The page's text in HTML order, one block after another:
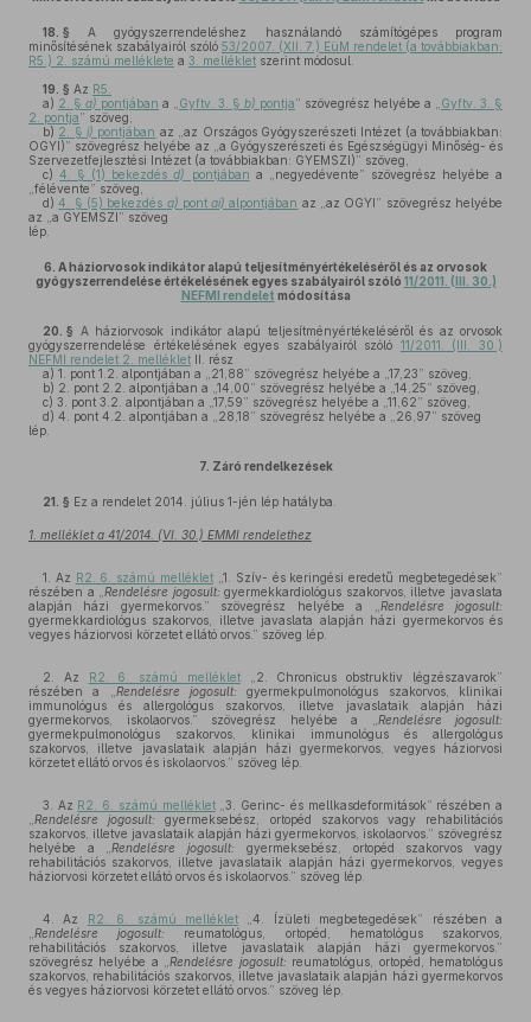
18. § A gyógyszerrendeléshez használandó számítógépes program
minősítésének szabályairól szóló 53/2007. (XII. 7.) EüM rendelet (a továbbiakban:
R5.) 2. számú melléklete a 3. melléklet szerint módosul.
19. § Az R5.
a) 2. § a) pontjában a „ Gyftv. 3. § b) pontja” szövegrész helyébe a „ Gyftv. 3. §
2. pontja” szöveg,
b) 2. §i) pontjában az „az Országos Gyógyszerészeti Intézet (a továbbiakban:
OGYI)” szövegrész helyébe az „a Gyógyszerészeti és Egészségügyi Minőség- és
Szervezetfejlesztési Intézet (a továbbiakban: GYEMSZI)” szöveg,
c) 4. § (1) bekezdésd) pontjában a „negyedévente” szövegrész helyébe a
„félévente” szöveg,
d) 4. § (5) bekezdés a) pontai) alpontjában az „az OGYI” szövegrész helyébe
az „a GYEMSZI” szöveg
lép.
6. A háziorvosok indikátor alapú teljesítményértékeléséről és az orvosok
gyógyszerrendelése értékelésének egyes szabályairól szóló 11/2011. (III. 30.)
NEFMI rendelet módosítása
20. § A háziorvosok indikátor alapú teljesítményértékeléséről és az orvosok
gyógyszerrendelése értékelésének egyes szabályairól szóló 11/2011. (III. 30.)
NEFMI rendelet 2. melléklet II. rész
a) 1. pont 1.2. alpontjában a „21,88” szövegrész helyébe a „17,23” szöveg,
b) 2. pont 2.2. alpontjában a „14,00” szövegrész helyébe a „14,25” szöveg,
c) 3. pont 3.2. alpontjában a „17,59” szövegrész helyébe a „11,62” szöveg,
d) 4. pont 4.2. alpontjában a „28,18” szövegrész helyébe a „26,97” szöveg
lép.
7. Záró rendelkezések
21. § Ez a rendelet 2014. július 1-jén lép hatályba.
1. melléklet a 41/2014. (VI. 30.) EMMI rendelethez
1. Az R2. 6. számú melléklet „1. Szív- és keringési eredetű megbetegedések”
részében a „Rendelésre jogosult: gyermekkardiológus szakorvos, illetve javaslata
alapján házi gyermekorvos.” szövegrész helyébe a „ Rendelésre jogosult:
gyermekkardiológus szakorvos, illetve javaslata alapján házi gyermekorvos és
vegyes háziorvosi körzetet ellátó orvos.” szöveg lép.
2. Az R2. 6. számú melléklet„2. Chronicus obstruktiv légzészavarok”
részében a „ Rendelésre jogosult: gyermekpulmonológus szakorvos, klinikai
immunológus és allergológus szakorvos, illetve javaslataik alapján házi
gyermekorvos, iskolaorvos.” szövegrész helyébe a „ Rendelésre jogosult:
gyermekpulmonológus szakorvos, klinikai immunológus és allergológus
szakorvos, illetve javaslataik alapján házi gyermekorvos, vegyes háziorvosi
körzetet ellátó orvos és iskolaorvos.” szöveg lép.
3. Az R2. 6. számú melléklet„3. Gerinc- és mellkasdeformitások” részében a
Rendelésre jogosult: gyermeksebész, ortopéd szakorvos vagy rehabilitációs
szakorvos, illetve javaslataik alapján házi gyermekorvos, iskolaorvos.” szövegrész
helyébe a „Rendelésre jogosult: gyermeksebész, ortopéd szakorvos vagy
rehabilitációs szakorvos, illetve javaslataik alapján házi gyermekorvos, vegyes
háziorvosi körzetet ellátó orvos és iskolaorvos.” szöveg lép.
4. Az R2. 6. számú melléklet „4. Ízületi megbetegedések” részében a
Rendelésre jogosult:
reumatológus, ortopéd, hematológus szakorvos,
rehabilitációs szakorvos, illetve javaslataik alapján házi gyermekorvos.”
szövegrész helyébe a „Rendelésre jogosult: reumatológus, ortopéd, hematológus
szakorvos, rehabilitációs szakorvos, illetve javaslataik alapján házi gyermekorvos
és vegyes háziorvosi körzetet ellátó orvos.” szöveg lép.